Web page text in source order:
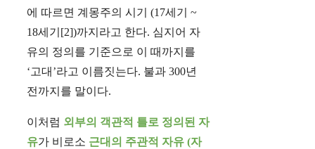
에 따르면 계몽주의 시기 (17세기 ~
18세기[2])까지라고 한다. 심지어 자
유의 정의를 기준으로 이 때까지를
‘고대’라고 이름짓는다. 불과 300년
전까지를 말이다.
이처럼 외부의 객관적 틀로 정의된 자
유가 비로소 근대의 주관적 자유 (자